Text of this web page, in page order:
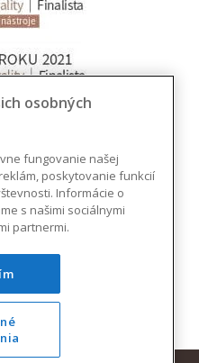
osobných
fungovanie našej
poskytovanie funkcií
Informácie o
s našimi sociálnymi
partnermi.